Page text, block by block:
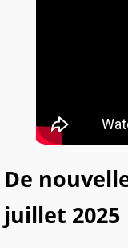
De
juillet 2025